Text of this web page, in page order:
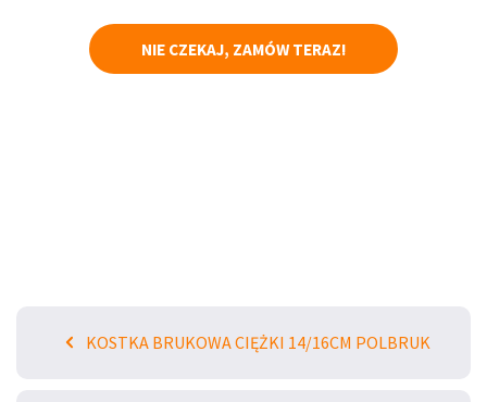
NIE CZEKAJ, ZAMÓW TERAZ!
KOSTKA BRUKOWA CIĘŻKI 14/16CM POLBRUK